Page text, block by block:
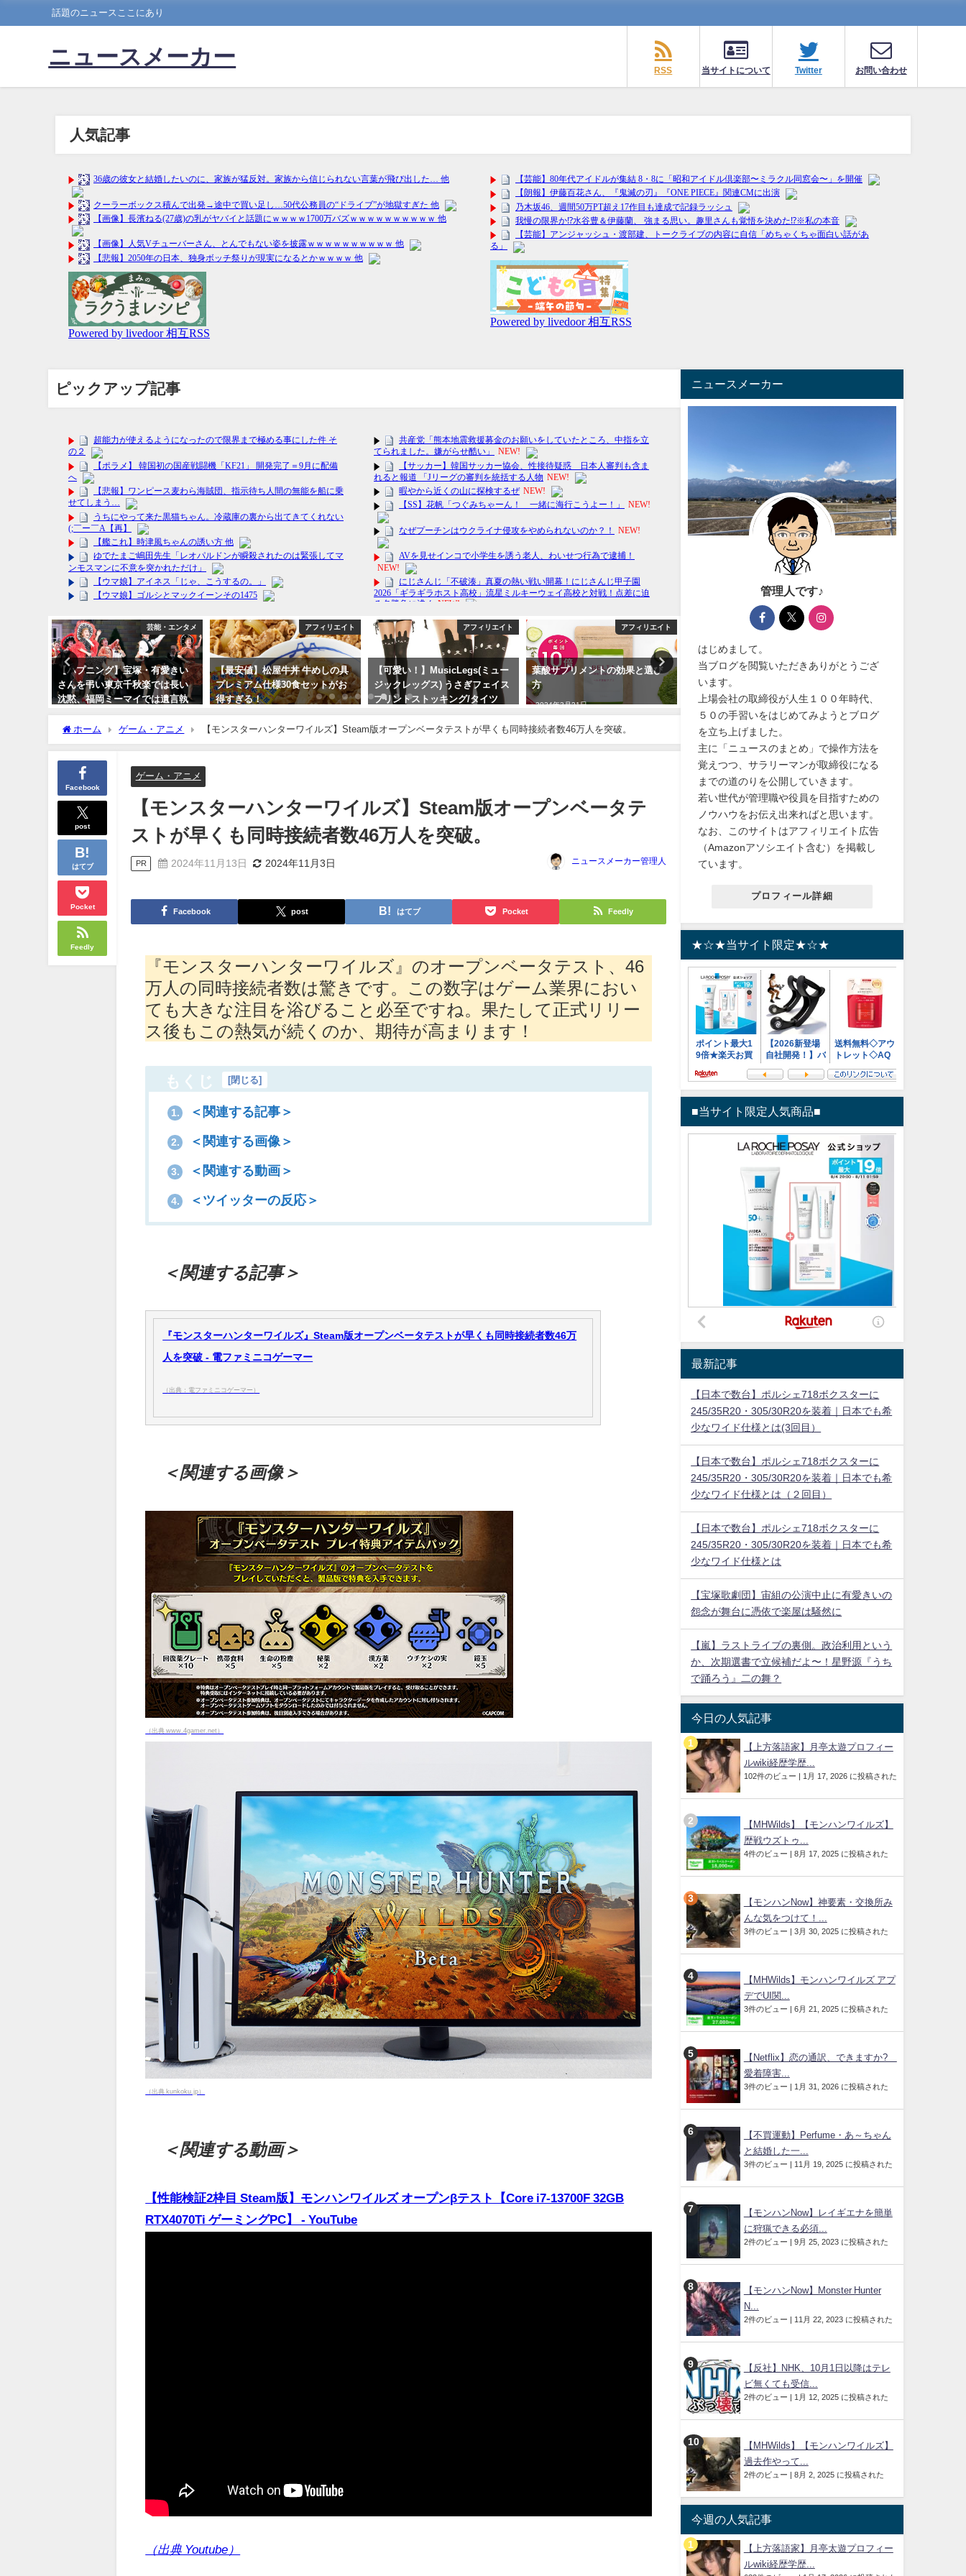
話題のニュースここにあり
ニュースメーカー
RSS 当サイトについて Twitter お問い合わせ
人気記事
ピックアップ記事
芸能・エンタメ
【ハプニング】宝塚・有愛きい
さんを弔い東京千秋楽では長い
沈黙、福岡ミーマイでは遺言執
行人が登場
2023年10月10日
アフィリエイト
【最安値】松屋牛丼 牛めしの具
プレミアム仕様30食セットがお
得すぎる！
アフィリエイト
【可愛い！】MusicLegs(ミュー
ジックレッグス) うさぎフェイス
プリントストッキング/タイツ
ML7166
2024年2月7日
アフィリエイト
葉酸サプリメントの効果と選び
方
2024年3月21日
芸能・エンタメ
【続報】宝塚月組東京公演開始
20分前の直前中止の理由が酷す
2023年10月15日
【 鎧 甲冑】着用可能!! リア
日、端午の節句、インテリ
イベントに最適。武士の末
2024年3月12日
ホーム ゲーム・アニメ 【モンスターハンターワイルズ】Steam版オープンベータテストが早くも同時接続者数46万人を突破。
Facebook
post
はてブ
Pocket
Feedly
ゲーム・アニメ
【モンスターハンターワイルズ】Steam版オープンベータテ
ストが早くも同時接続者数46万人を突破。
PR 2024年11月13日 2024年11月3日 ニュースメーカー管理人
Facebook post はてブ Pocket Feedly
『モンスターハンターワイルズ』のオープンベータテスト、46
万人の同時接続者数は驚きです。この数字はゲーム業界におい
ても大きな注目を浴びること必至ですね。果たして正式リリー
ス後もこの熱気が続くのか、期待が高まります！
もくじ [閉じる]
1. ＜関連する記事＞
2. ＜関連する画像＞
3. ＜関連する動画＞
4. ＜ツイッターの反応＞
＜関連する記事＞
『モンスターハンターワイルズ』Steam版オープンベータテストが早くも同時接続者数46万
人を突破 - 電ファミニコゲーマー
（出典：電ファミニコゲーマー）
＜関連する画像＞
（出典 www.4gamer.net）
（出典 kunkoku.jp）
＜関連する動画＞
【性能検証2枠目 Steam版】モンハンワイルズ オープンβテスト【Core i7-13700F 32GB
RTX4070Ti ゲーミングPC】 - YouTube
（出典 Youtube）
ニュースメーカー
管理人です♪
はじめまして。
当ブログを閲覧いただきありがとうござ
います。
上場会社の取締役が人生１００年時代、
５０の手習いをはじめてみようとブログ
を立ち上げました。
主に「ニュースのまとめ」で操作方法を
覚えつつ、サラリーマンが取締役になる
までの道のりを公開していきます。
若い世代が管理職や役員を目指すための
ノウハウをお伝え出来ればと思います。
なお、このサイトはアフィリエイト広告
（Amazonアソシエイト含む）を掲載し
ています。
プロフィール詳細
★☆★当サイト限定★☆★
■当サイト限定人気商品■
最新記事
【日本で数台】ポルシェ718ボクスターに
245/35R20・305/30R20を装着｜日本でも希
少なワイド仕様とは(3回目）
【日本で数台】ポルシェ718ボクスターに
245/35R20・305/30R20を装着｜日本でも希
少なワイド仕様とは（２回目）
【日本で数台】ポルシェ718ボクスターに
245/35R20・305/30R20を装着｜日本でも希
少なワイド仕様とは
【宝塚歌劇団】宙組の公演中止に有愛きいの
怨念が舞台に憑依で楽屋は騒然に
【嵐】ラストライブの裏側。政治利用という
か、次期選書で立候補だよ〜！星野源『うち
で踊ろう』二の舞？
今日の人気記事
【上方落語家】月亭太遊プロフィー
ルwiki経歴学歴...
102件のビュー | 1月 17, 2026 に投稿された
【MHWilds】【モンハンワイルズ】
歴戦ウズトゥ...
4件のビュー | 8月 17, 2025 に投稿された
【モンハンNow】神要素・交換所み
んな気をつけて！...
3件のビュー | 3月 30, 2025 に投稿された
【MHWilds】モンハンワイルズ アプ
デでUI関...
3件のビュー | 6月 21, 2025 に投稿された
【Netflix】恋の通訳、できますか?
愛着障害...
3件のビュー | 1月 31, 2026 に投稿された
【不買運動】Perfume・あ～ちゃん
と結婚した一...
3件のビュー | 11月 19, 2025 に投稿された
【モンハンNow】レイギエナを簡単
に狩猟できる必須...
2件のビュー | 9月 25, 2023 に投稿された
【モンハンNow】Monster Hunter
N...
2件のビュー | 11月 22, 2023 に投稿された
【反社】NHK、10月1日以降はテレ
ビ無くても受信...
2件のビュー | 1月 12, 2025 に投稿された
【MHWilds】【モンハンワイルズ】
過去作やって...
2件のビュー | 8月 2, 2025 に投稿された
今週の人気記事
【上方落語家】月亭太遊プロフィー
ルwiki経歴学歴...